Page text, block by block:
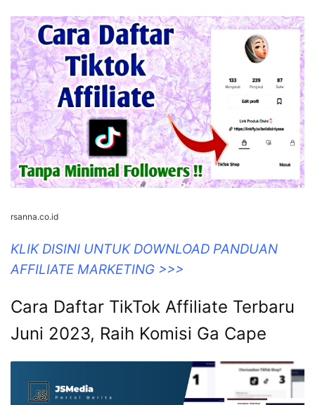
rsanna.co.id
KLIK DISINI UNTUK DOWNLOAD PANDUAN
AFFILIATE MARKETING >>>
Cara Daftar TikTok Affiliate Terbaru
Juni 2023, Raih Komisi Ga Cape